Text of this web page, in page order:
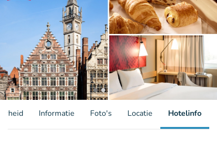
Informatie Foto's Locatie Hotelinfo